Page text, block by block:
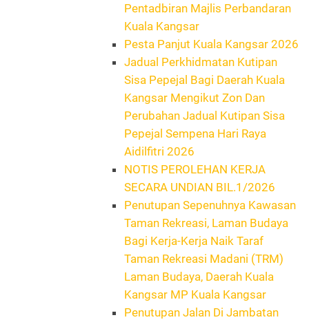
Pentadbiran Majlis Perbandaran
Kuala Kangsar
Pesta Panjut Kuala Kangsar 2026
Jadual Perkhidmatan Kutipan
Sisa Pepejal Bagi Daerah Kuala
Kangsar Mengikut Zon Dan
Perubahan Jadual Kutipan Sisa
Pepejal Sempena Hari Raya
Aidilfitri 2026
NOTIS PEROLEHAN KERJA
SECARA UNDIAN BIL.1/2026
Penutupan Sepenuhnya Kawasan
Taman Rekreasi, Laman Budaya
Bagi Kerja-Kerja Naik Taraf
Taman Rekreasi Madani (TRM)
Laman Budaya, Daerah Kuala
Kangsar MP Kuala Kangsar
Penutupan Jalan Di Jambatan